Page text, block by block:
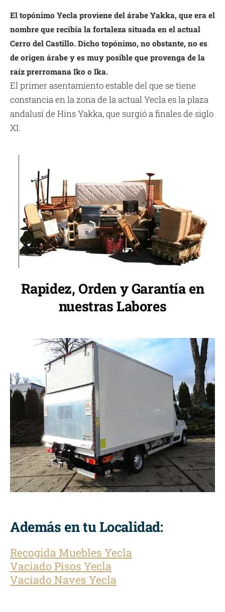
El topónimo Yecla proviene del árabe Yakka, que era el
nombre que recibía la fortaleza situada en el actual
Cerro del Castillo. Dicho topónimo, no obstante, no es
de origen árabe y es muy posible que provenga de la
raíz prerromana Iko o Ika.
El primer asentamiento estable del que se tiene
constancia en la zona de la actual Yecla es la plaza
andalusí de Hins Yakka, que surgió a finales de siglo
XI.
Rapidez, Orden y Garantía en
nuestras Labores
Además en tu Localidad:
Recogida Muebles Yecla
Vaciado Pisos Yecla
Vaciado Naves Yecla